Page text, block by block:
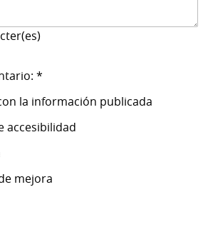
*
la información publicada
accesibilidad
mejora